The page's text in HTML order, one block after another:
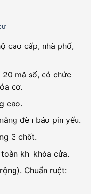
cao cấp, nhà phố,
20 mã số, có chức
cơ.
cao.
đèn báo pin yếu.
3 chốt.
khi khóa cửa.
Chuẩn ruột: